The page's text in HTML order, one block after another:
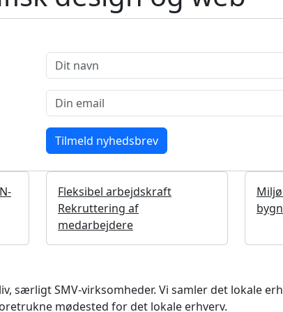
Fleksibel arbejdskraft
Rekruttering af
medarbejdere
særligt SMV-virksomheder. Vi samler det lokale
mødested for det lokale erhverv.